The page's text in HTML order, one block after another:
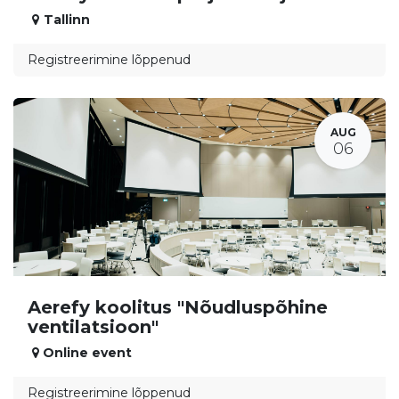
Tallinn
Registreerimine lõppenud
AUG
06
Aerefy koolitus "Nõudluspõhine
ventilatsioon"
Online event
Registreerimine lõppenud